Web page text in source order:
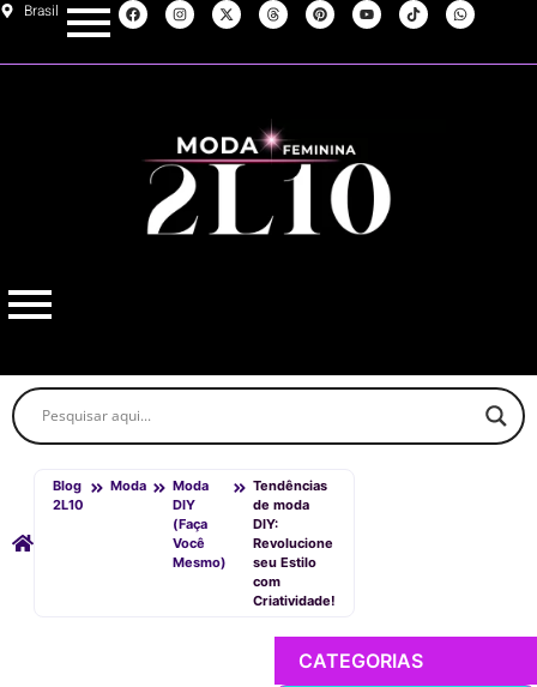
Brasil
Blog
2L10
Moda
Moda
DIY
(Faça
Você
Mesmo)
Tendências
de moda
DIY:
Revolucione
seu Estilo
com
Criatividade!
CATEGORIAS